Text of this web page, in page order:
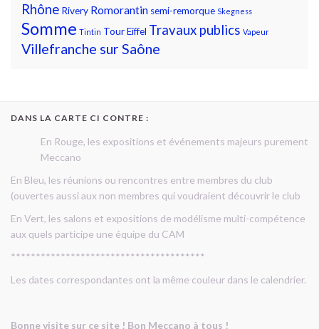
Rhône Rivery Romorantin semi-remorque Skegness
Somme Tintin Tour Eiffel Travaux publics Vapeur
Villefranche sur Saône
DANS LA CARTE CI CONTRE :
En Rouge, les expositions et événements majeurs purement
Meccano
En Bleu, les réunions ou rencontres entre membres du club
(ouvertes aussi aux non membres qui voudraient découvrir le club
En Vert, les salons et expositions de modélisme multi-compétence
aux quels participe une équipe du CAM
***************************************
Les dates correspondantes ont la même couleur dans le calendrier.
Bonne visite sur ce site ! Bon Meccano à tous !